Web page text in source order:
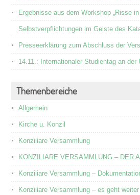
Ergebnisse aus dem Workshop „Risse
Selbstverpflichtungen im Geiste des
Presseerklärung zum Abschluss der
14.11.: Internationaler Studientag an der
Themenbereiche
Allgemein
Kirche u. Konzil
Konziliare Versammlung
KONZILIARE VERSAMMLUNG – DER
Konziliare Versammlung –
Konziliare Versammlung – es geht weiter